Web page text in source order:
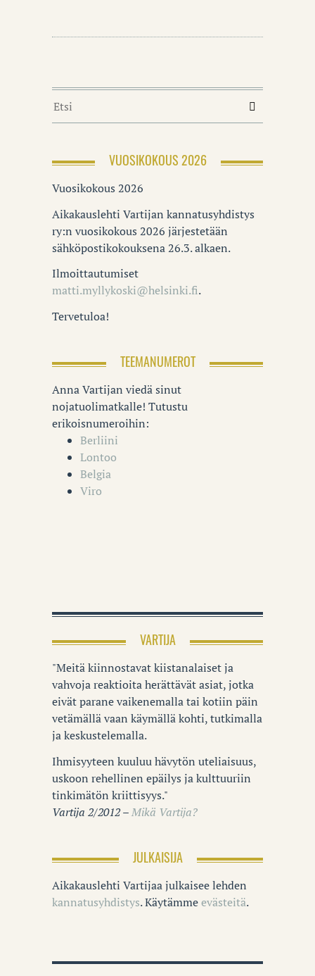
VUOSIKOKOUS 2026
Vuosikokous 2026
Aikakauslehti Vartijan kannatusyhdistys
ry:n vuosikokous 2026 järjestetään
sähköpostikokouksena 26.3. alkaen.
Ilmoittautumiset
matti.myllykoski@helsinki.fi.
Tervetuloa!
TEEMANUMEROT
Anna Vartijan viedä sinut
nojatuolimatkalle! Tutustu
erikoisnumeroihin:
Berliini
Lontoo
Belgia
Viro
VARTIJA
"Meitä kiinnostavat kiistanalaiset ja
vahvoja reaktioita herättävät asiat, jotka
eivät parane vaikenemalla tai kotiin päin
vetämällä vaan käymällä kohti, tutkimalla
ja keskustelemalla.
Ihmisyyteen kuuluu hävytön uteliaisuus,
uskoon rehellinen epäilys ja kulttuuriin
tinkimätön kriittisyys."
Vartija 2/2012 –Mikä Vartija?
JULKAISIJA
Aikakauslehti Vartijaa julkaisee lehden
kannatusyhdistys. Käytämmeevästeitä.